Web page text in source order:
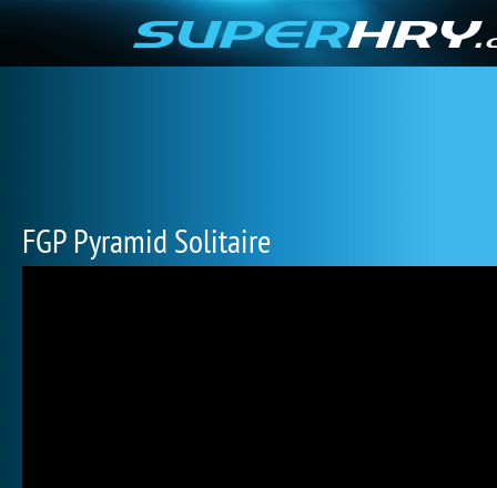
FGP Pyramid Solitaire